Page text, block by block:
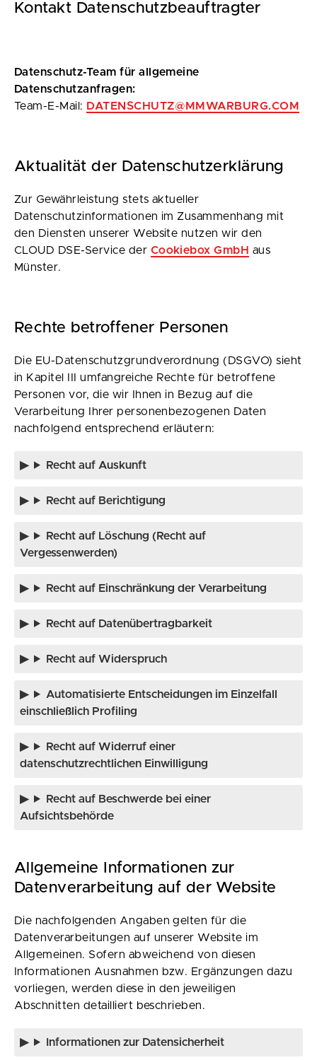
Kontakt Datenschutzbeauftragter
Datenschutz-Team für allgemeine
Datenschutzanfragen:
Team-E-Mail: DATENSCHUTZ@MMWARBURG.COM
Aktualität der Datenschutzerklärung
Zur Gewährleistung stets aktueller
Datenschutzinformationen im Zusammenhang mit
den Diensten unserer Website nutzen wir den
CLOUD DSE-Service der Cookiebox GmbH aus
Münster.
Rechte betroffener Personen
Die EU-Datenschutzgrundverordnung (DSGVO) sieht
in Kapitel III umfangreiche Rechte für betroffene
Personen vor, die wir Ihnen in Bezug auf die
Verarbeitung Ihrer personenbezogenen Daten
nachfolgend entsprechend erläutern:
Recht auf Auskunft
Recht auf Berichtigung
Recht auf Löschung (Recht auf
Vergessenwerden)
Recht auf Einschränkung der Verarbeitung
Recht auf Datenübertragbarkeit
Recht auf Widerspruch
Automatisierte Entscheidungen im Einzelfall
einschließlich Profiling
Recht auf Widerruf einer
datenschutzrechtlichen Einwilligung
Recht auf Beschwerde bei einer
Aufsichtsbehörde
Allgemeine Informationen zur
Datenverarbeitung auf der Website
Die nachfolgenden Angaben gelten für die
Datenverarbeitungen auf unserer Website im
Allgemeinen. Sofern abweichend von diesen
Informationen Ausnahmen bzw. Ergänzungen dazu
vorliegen, werden diese in den jeweiligen
Abschnitten detailliert beschrieben.
Informationen zur Datensicherheit